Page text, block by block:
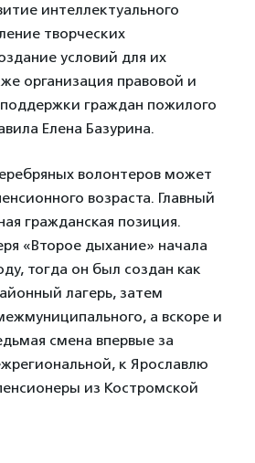
интеллектуального
творческих
условий для их
организация правовой и
граждан пожилого
Елена Базурина.
волонтеров может
возраста. Главный
гражданская позиция.
«Второе дыхание» начала
тогда он был создан как
лагерь, затем
а вскоре и
смена впервые за
к Ярославлю
из Костромской